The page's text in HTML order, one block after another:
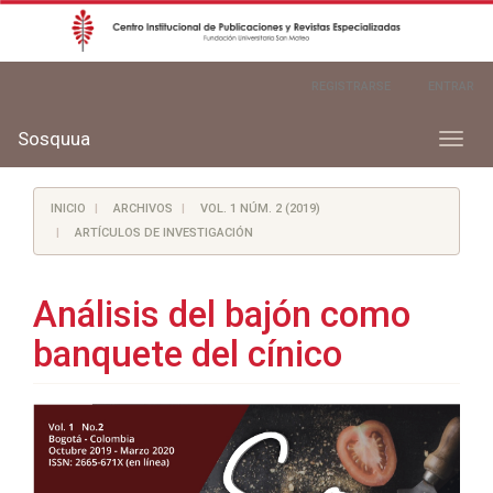
Barra
lateral
Toggle
Sosquua
INICIO ARCHIVOS
VOL. 1 NÚM. 2 (2019)
ARTÍCULOS DE INVESTIGACIÓN
Análisis del bajón como
banquete del cínico
Barra
lateral